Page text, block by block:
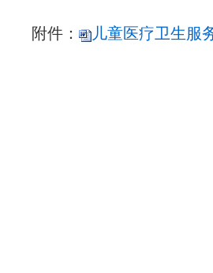
附件： 儿童医疗卫生服